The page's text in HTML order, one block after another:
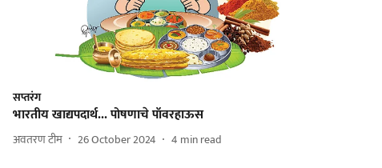
सप्तरंग
भारतीय खाद्यपदार्थ... पोषणाचे पॉवरहाऊस
अवतरण टीम 26 October 2024 4 min read